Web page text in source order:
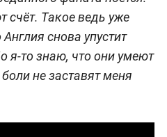
счёт. Такое ведь уже
снова упустит
я-то знаю, что они умеют
не заставят меня